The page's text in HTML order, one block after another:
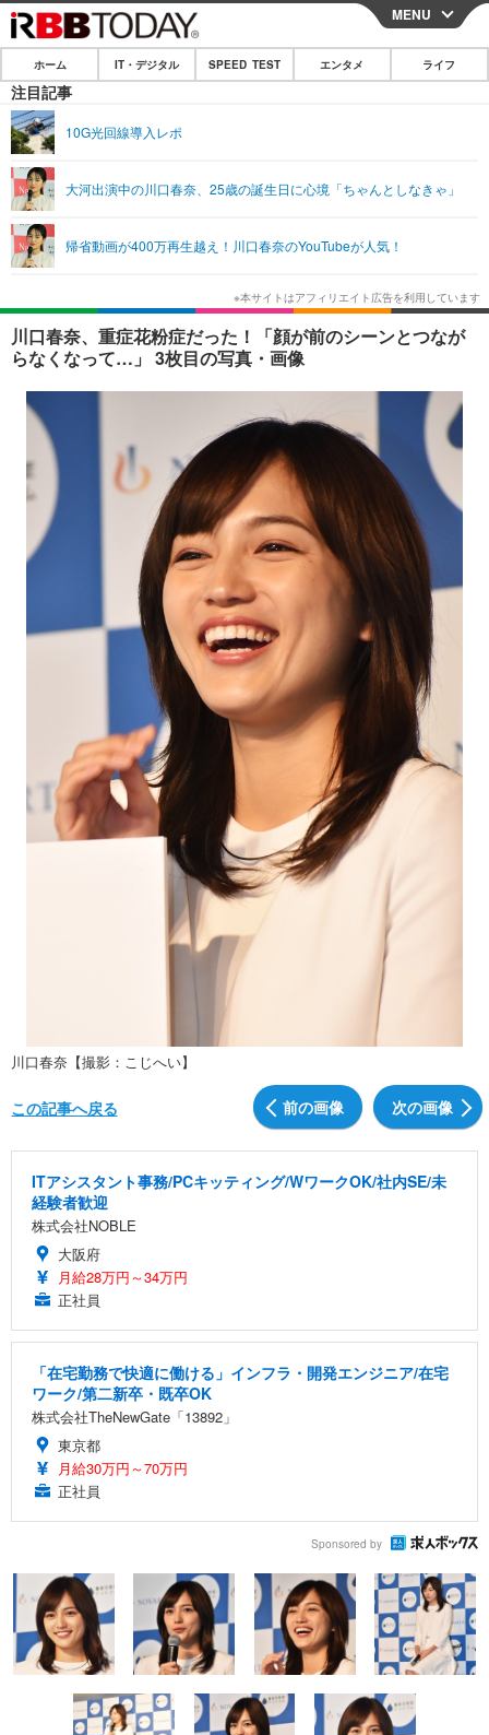
CLOSE
ホーム
IT・デジタル
ショッピング その他
SPEED TEST
エンタメ
エンタメTOP 映画・ドラマ
韓国・芸能
音楽 スポーツ
その他
ライフ
ライフTOP グルメ
ペット ショッピング
その他
リリース一覧
プッシュ通知の停止方法
MENU
ホーム IT・デジタル SPEED TEST エンタメ ライフ
注目記事
10G光回線導入レポ
大河出演中の川口春奈、25歳の誕生日に心境「ちゃんとしなきゃ」
帰省動画が400万再生越え！川口春奈のYouTubeが人気！
川口春奈、重症花粉症だった！「顔が前のシーンとつなが
らなくなって…」 3枚目の写真・画像
川口春奈【撮影：こじへい】
前の画像 次の画像
この記事へ戻る
ITアシスタント事務/PCキッティング/WワークOK/社内SE/未
経験者歓迎
株式会社NOBLE
大阪府
月給28万円～34万円
正社員
「在宅勤務で快適に働ける」インフラ・開発エンジニア/在宅
ワーク/第二新卒・既卒OK
株式会社TheNewGate「13892」
東京都
月給30万円～70万円
正社員
Sponsored by